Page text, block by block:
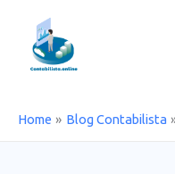
content
Home Blog Contabilista